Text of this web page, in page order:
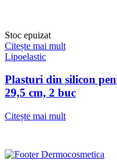
Stoc epuizat
Citește mai mult
Lipoelastic
Plasturi din silicon
29,5 cm, 2 buc
Citește mai mult